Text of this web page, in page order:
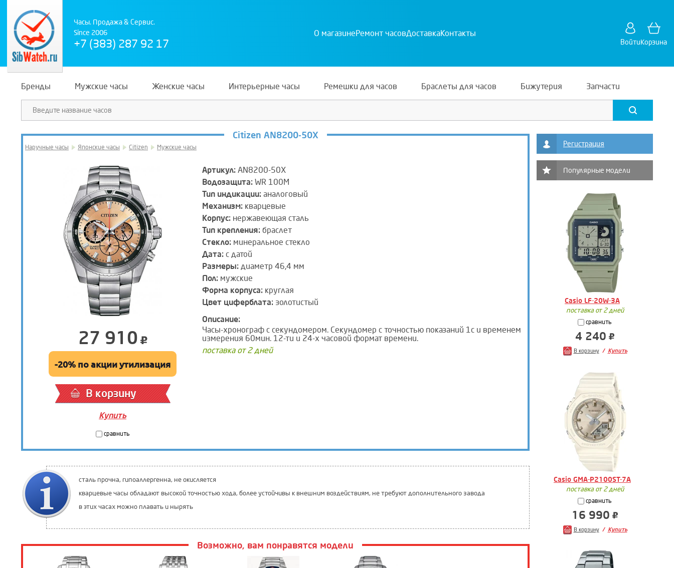
Часы. Продажа & Сервис.
Since 2006
+7 (383) 287 92 17
О магазинеРемонт часовДоставкаКонтакты
ВойтиКорзина
Бренды Мужские часы Женские часы Интерьерные часы Ремешки для часов Браслеты для часов Бижутерия Запчасти
Citizen AN8200-50X
Наручные часы Японские часы Citizen Мужские часы
27 910
-20% по акции утилизация
В корзину
Купить
сравнить
Артикул: AN8200-50X
Водозащита: WR 100M
Тип индикации: аналоговый
Механизм: кварцевые
Корпус: нержавеющая сталь
Тип крепления: браслет
Стекло: минеральное стекло
Дата: с датой
Размеры: диаметр 46,4 мм
Пол: мужские
Форма корпуса: круглая
Цвет циферблата: золотистый
Описание:
Часы-хронограф с секундомером. Секундомер с точностью показаний 1c и временем
измерения 60мин. 12-ти и 24-х часовой формат времени.
поставка от 2 дней
сталь прочна, гипоаллергенна, не окисляется
кварцевые часы обладают высокой точностью хода, более устойчивы к внешним воздействиям, не требуют дополнительного завода
в этих часах можно плавать и нырять
Возможно, вам понравятся модели
Регистрация
Популярные модели
Casio LF-20W-3A
поставка от 2 дней
сравнить
4 240
В корзину Купить
Casio GMA-P2100ST-7A
поставка от 2 дней
сравнить
16 990
В корзину Купить